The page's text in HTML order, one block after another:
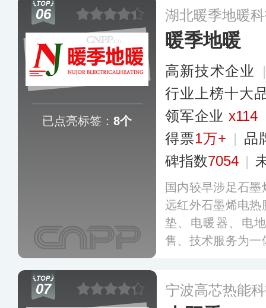
06
已点亮标签： 8个
湖北暖季地暖
暖季地暖
高新技术企业
行业上榜十大
领军企业x114
得票1万+ | 品
碑指数7054 |
国内较早涉足石
远红外石墨烯电
垫、电暖器、电
售、技术服务为
市均设有分支机
07 宁波高芯热能